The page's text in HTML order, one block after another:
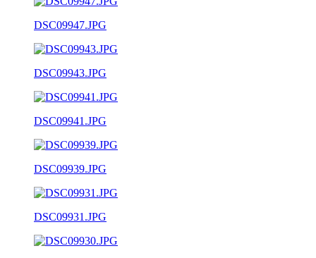
DSC09947.JPG
DSC09943.JPG
DSC09941.JPG
DSC09939.JPG
DSC09931.JPG